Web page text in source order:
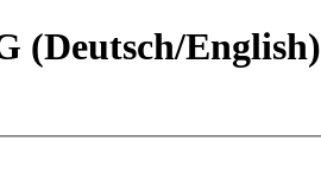
(Deutsch/English)